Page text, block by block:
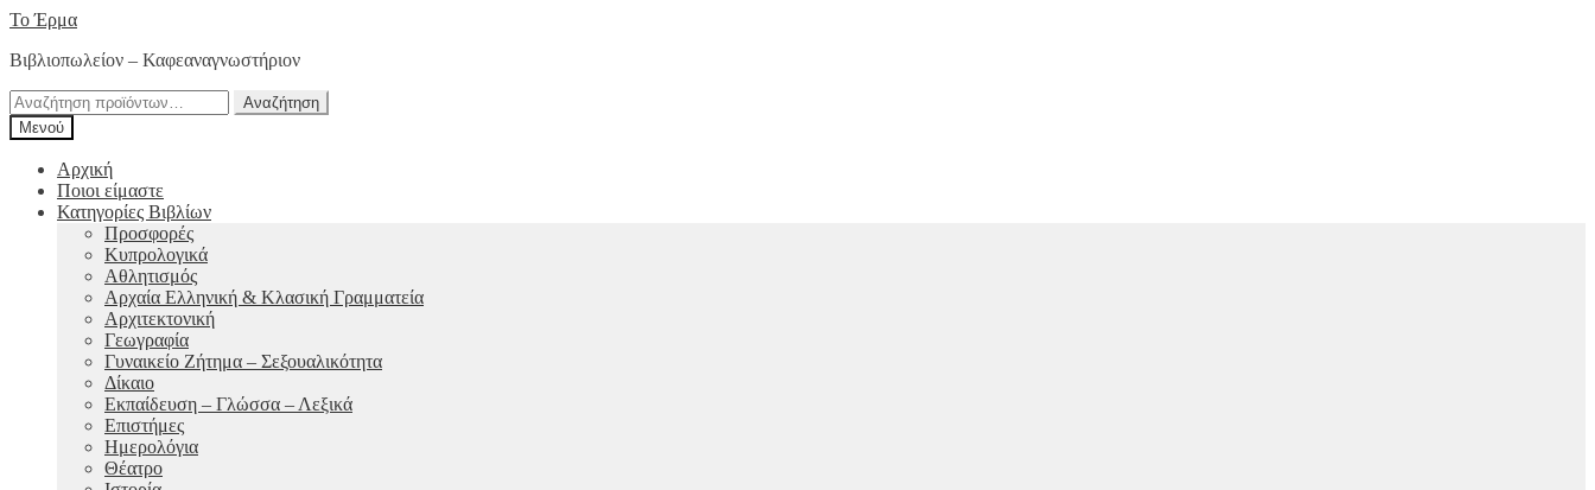
Απευθείας
στην
Μετάβαση
περιεχόμενο
Το Έρμα
Βιβλιοπωλείον – Καφεαναγνωστήριον
Αναζήτηση
για:
Αναζήτηση
Μενού
Αρχική
Ποιοι είμαστε
Κατηγορίες Βιβλίων
Προσφορές
Κυπρολογικά
Αθλητισμός
Αρχαία Ελληνική & Κλασική Γραμματεία
Αρχιτεκτονική
Γεωγραφία
Γυναικείο Ζήτημα – Σεξουαλικότητα
Δίκαιο
Εκπαίδευση – Γλώσσα – Λεξικά
Επιστήμες
Ημερολόγια
Θέατρο